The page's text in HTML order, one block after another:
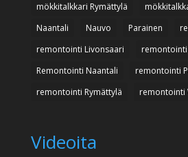
mökkitalkkari Rymättylä
Naantali
Nauvo Parainen
remontointi Livonsaari
Remontointi Naantali
remontointi
remontointi Rymättylä
remontointi
Videoita